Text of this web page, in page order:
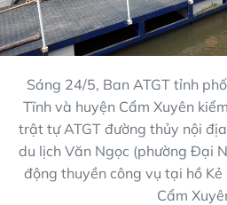
Sáng 24/5, Ban ATGT tỉnh
Tĩnh và huyện Cẩm Xuyên
trật tự ATGT đường thủy nội
du lịch Văn Ngọc (phường Đại
động thuyền công vụ tại hồ Kẻ
Cẩm